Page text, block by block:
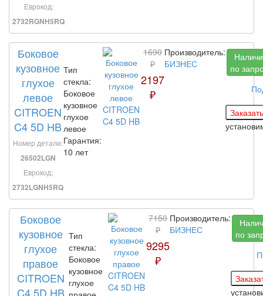
Еврокод:
2732RGNH5RQ
Боковое
кузовное
глухое
левое
CITROEN
C4 5D HB
Номер детали:
26502LGN
Еврокод:
2732LGNH5RQ
Тип
стекла:
Боковое
кузовное
глухое
левое
Гарантия:
10 лет
1690
₽
2197
₽
Производитель:
БИЗНЕС
по
Боковое
кузовное
глухое
правое
CITROEN
C4 5D HB
Тип
стекла:
Боковое
кузовное
глухое
7150
₽
9295
₽
Производитель:
БИЗНЕС
по